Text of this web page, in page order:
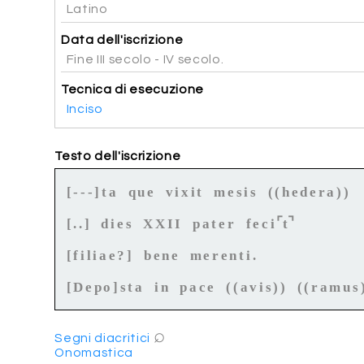
Latino
Data dell'iscrizione
Fine III secolo - IV secolo.
Tecnica di esecuzione
Inciso
Testo dell'iscrizione
[---]ta que vixit mesis ((hedera))
[..] dies XXII pater feci ⌜t⌝
[filiae?] bene merenti.
[Depo]sta in pace ((avis))
Segni diacritici ⌕
Onomastica